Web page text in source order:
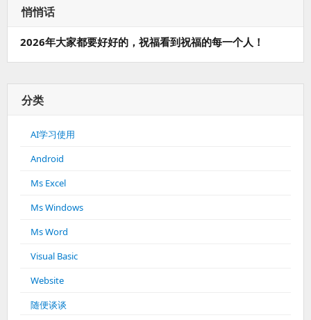
悄悄话
2026年大家都要好好的，祝福看到祝福的每一个人！
分类
AI学习使用
Android
Ms Excel
Ms Windows
Ms Word
Visual Basic
Website
随便谈谈